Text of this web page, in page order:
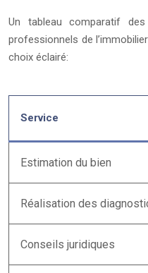
Un tableau comparatif
professionnels de
choix éclairé:
Service
Estimation du bien
Réalisation des
Conseils juridiques